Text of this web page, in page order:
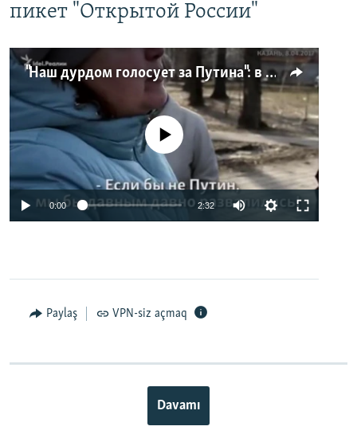
пикет "Открытой России"
"Наш дурдом голосует за Путина": в Казани прошел арт-пикет "Открытой России"
No media source currently available
0:00 2:32
Paylaş VPN-siz açmaq
Davamı